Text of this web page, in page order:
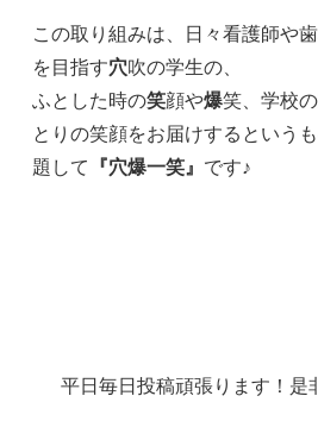
この取り組みは、日々看護師や
を目指す穴吹の学生の、
ふとした時の笑顔や爆笑、学校
とりの笑顔をお届けするというも
題して
『穴爆一笑』 です♪
平日毎日投稿頑張ります！是